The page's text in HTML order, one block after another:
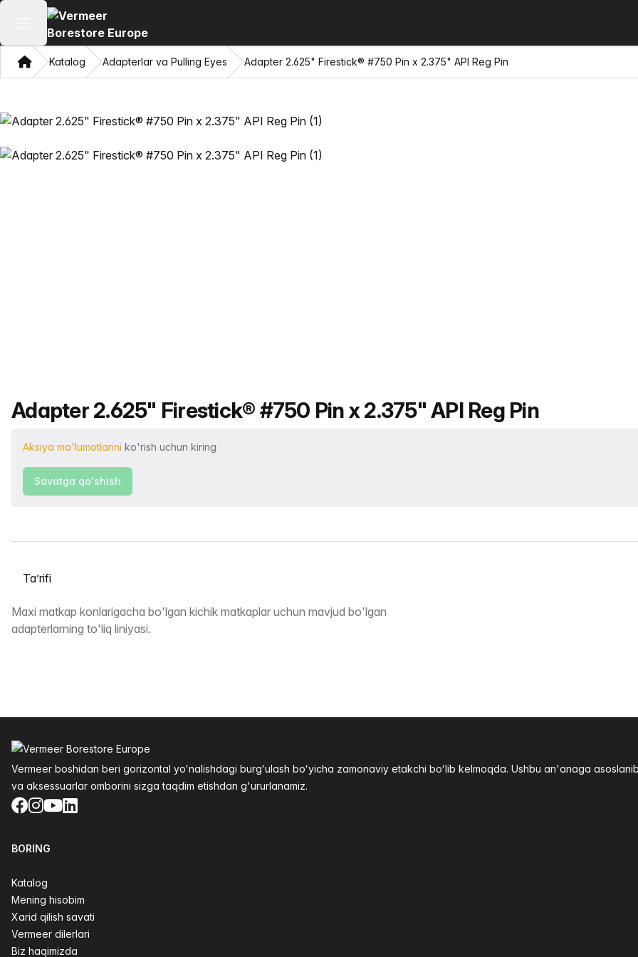
Asosiy menyuni ochish
Bosh sahifa
Katalog Adapterlar va Pulling Eyes Adapter 2.625" Firestick® #750 Pin x 2.375" API Reg Pin
Mahsulot nomi
Adapter 2.625" Firestick® #750 Pin x 2.375" API Reg Pin
Aksiya ma'lumotlarini ko'rish uchun kiring
Savatga qo'shish
Yorliqni tanlash
Taʼrifi
Maxi matkap konlarigacha bo'lgan kichik matkaplar uchun mavjud bo'lgan
adapterlarning to'liq liniyasi.
Vermeer boshidan beri gorizontal yoʻnalishdagi burgʻulash boʻyicha zamonaviy etakchi boʻlib kelmoqda. Ushbu an'anaga
va aksessuarlar omborini sizga taqdim etishdan g'ururlanamiz.
Facebook
Instagram
YouTube
LinkedIn
BORING
Katalog
Mening hisobim
Xarid qilish savati
Vermeer dilerlari
Biz haqimizda